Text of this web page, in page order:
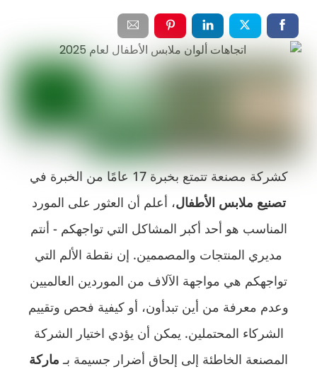
كشركة مصنعة تتمتع بخبرة 17 عامًا من الخبرة في
تصنيع ملابس الأطفال، أعلم أن العثور على المورد
المناسب هو أحد أكبر المشاكل التي تواجهكم - أنتم
مديري المنتجات والمصممين. إن نقطة الألم التي
تواجهكم هي مواجهة الآلاف من الموردين العالميين
وعدم معرفة من أين تبدأون، أو كيفية فحص وتقييم
الشركاء المحتملين. يمكن أن يؤدي اختيار الشركة
المصنعة الخاطئة إلى إلحاق أضرار جسيمة بـ ماركة